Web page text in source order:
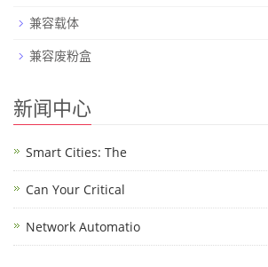
兼容载体
兼容废粉盒
新闻中心
Smart Cities: The
Can Your Critical
Network Automatio